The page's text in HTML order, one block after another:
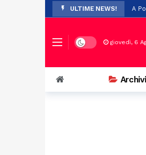
ULTIME NEWS! A
Il
Dark mode giovedì, 6